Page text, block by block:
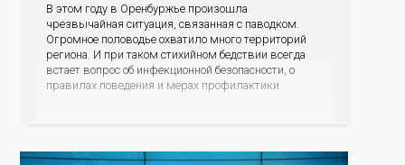
В этом году в Оренбуржье произошла
чрезвычайная ситуация, связанная с паводком.
Огромное половодье охватило много территорий
региона. И при таком стихийном бедствии всегда
встает вопрос об инфекционной безопасности, о
правилах поведения и мерах профилактики